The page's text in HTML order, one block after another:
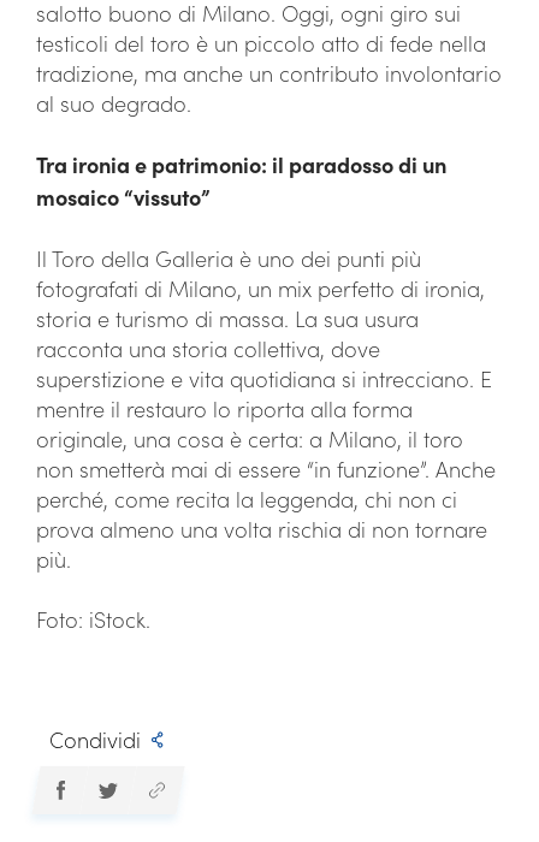
salotto buono di Milano. Oggi, ogni giro sui
testicoli del toro è un piccolo atto di fede nella
tradizione, ma anche un contributo involontario
al suo degrado.
Tra ironia e patrimonio: il paradosso di un
mosaico “vissuto”
Il Toro della Galleria è uno dei punti più
fotografati di Milano, un mix perfetto di ironia,
storia e turismo di massa. La sua usura
racconta una storia collettiva, dove
superstizione e vita quotidiana si intrecciano. E
mentre il restauro lo riporta alla forma
originale, una cosa è certa: a Milano, il toro
non smetterà mai di essere “in funzione”. Anche
perché, come recita la leggenda, chi non ci
prova almeno una volta rischia di non tornare
più.
Foto: iStock.
Condividi